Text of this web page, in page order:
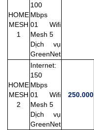
HOME
MESH
1
100
Mbps
01 Wifi
Mesh 5
Dịch vụ
GreenNet
HOME
MESH
2
Internet:
150
Mbps
01 Wifi
Mesh 5
Dịch vụ
GreenNet
250.000